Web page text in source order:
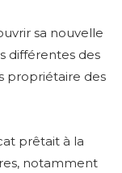
sa nouvelle
différentes des
propriétaire des
prêtait à la
notamment